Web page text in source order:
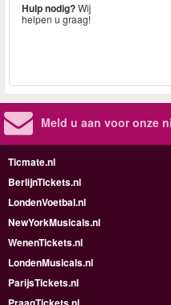
Hulp nodig?Wij
helpen u graag!
Meld u aan voor onze
Ticmate.nl
BerlijnTickets.nl
LondenVoetbal.nl
NewYorkMusicals.nl
WenenTickets.nl
LondenMusicals.nl
ParijsTickets.nl